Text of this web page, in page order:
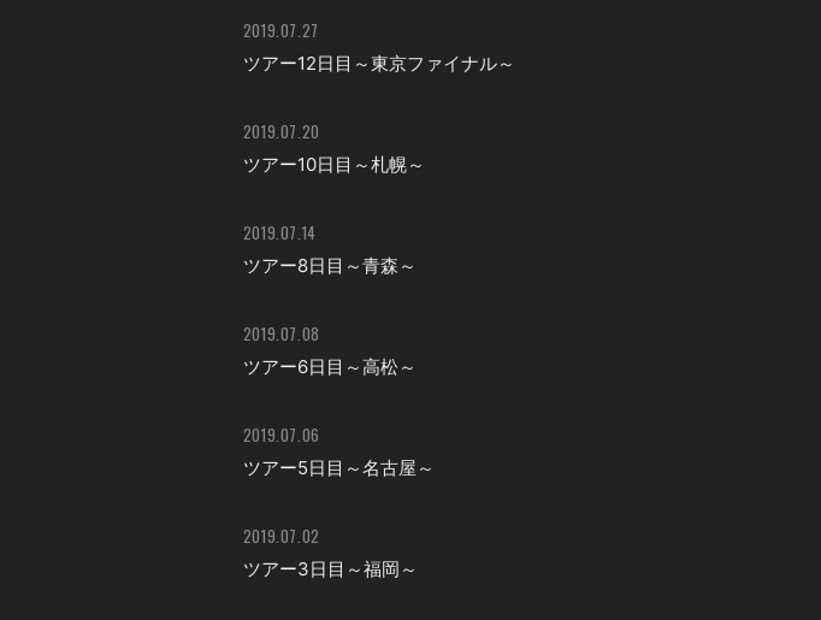
2019.07.27
ツアー12日目～東京ファイナル～
2019.07.20
ツアー10日目～札幌～
2019.07.14
ツアー8日目～青森～
2019.07.08
ツアー6日目～高松～
2019.07.06
ツアー5日目～名古屋～
2019.07.02
ツアー3日目～福岡～